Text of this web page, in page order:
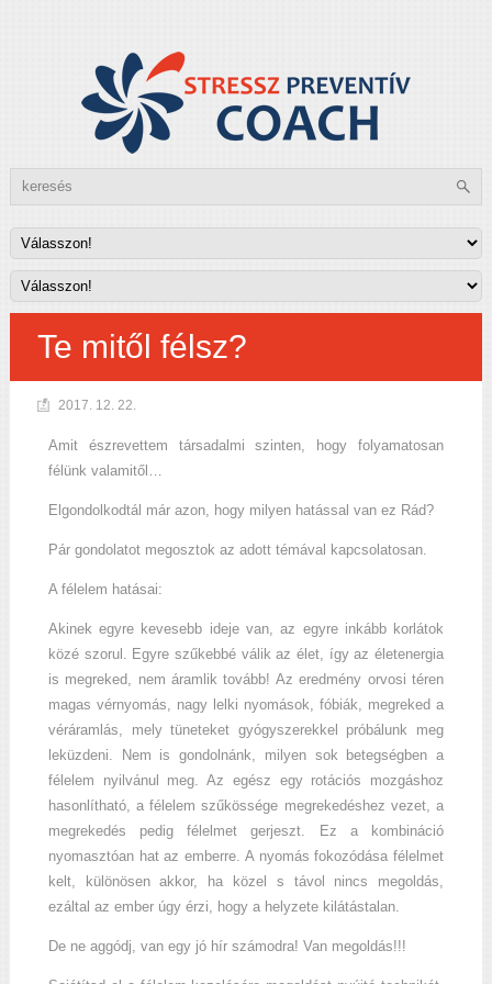
Te mitől félsz?
2017. 12. 22.
Amit észrevettem társadalmi szinten, hogy folyamatosan
félünk valamitől…
Elgondolkodtál már azon, hogy milyen hatással van ez Rád?
Pár gondolatot megosztok az adott témával kapcsolatosan.
A félelem hatásai:
Akinek egyre kevesebb ideje van, az egyre inkább korlátok
közé szorul. Egyre szűkebbé válik az élet, így az életenergia
is megreked, nem áramlik tovább! Az eredmény orvosi téren
magas vérnyomás, nagy lelki nyomások, fóbiák, megreked a
véráramlás, mely tüneteket gyógyszerekkel próbálunk meg
leküzdeni. Nem is gondolnánk, milyen sok betegségben a
félelem nyilvánul meg. Az egész egy rotációs mozgáshoz
hasonlítható, a félelem szűkössége megrekedéshez vezet, a
megrekedés pedig félelmet gerjeszt. Ez a kombináció
nyomasztóan hat az emberre. A nyomás fokozódása félelmet
kelt, különösen akkor, ha közel s távol nincs megoldás,
ezáltal az ember úgy érzi, hogy a helyzete kilátástalan.
De ne aggódj, van egy jó hír számodra! Van megoldás!!!